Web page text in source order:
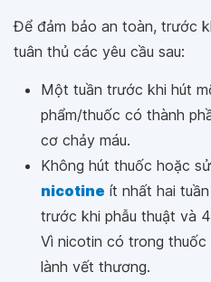
Để đảm bảo an toàn, trước
tuân thủ các yêu cầu sau:
Một tuần trước khi hút
phẩm/thuốc có thành
cơ chảy máu.
Không hút thuốc hoặc
nicotine ít nhất hai
trước khi phẫu thuật và
Vì nicotin có trong thuốc
lành vết thương.